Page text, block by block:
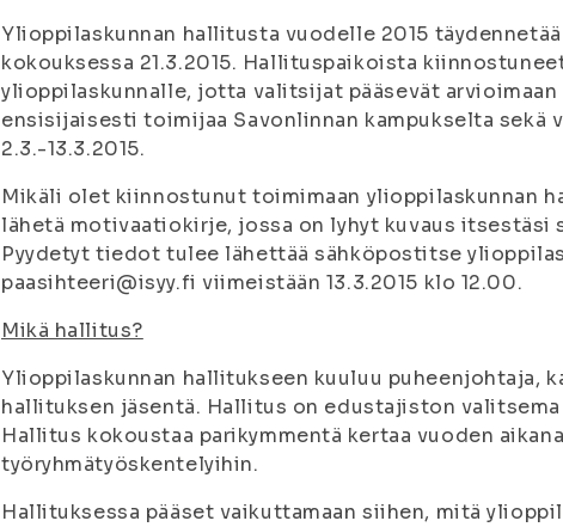
Ylioppilaskunnan hallitusta vuodelle 2015
kokouksessa 21.3.2015. Hallituspaikoista
ylioppilaskunnalle, jotta valitsijat pääsevät
ensisijaisesti toimijaa Savonlinnan kampukselta sekä
2.3.-13.3.2015.
Mikäli olet kiinnostunut toimimaan ylioppilaskunnan
lähetä motivaatiokirje, jossa on lyhyt kuvaus itsestäsi
Pyydetyt tiedot tulee lähettää sähköpostitse
paasihteeri@isyy.fi viimeistään 13.3.2015 klo 12.00.
Mikä hallitus?
Ylioppilaskunnan hallitukseen kuuluu puheenjohtaja,
hallituksen jäsentä. Hallitus on edustajiston
Hallitus kokoustaa parikymmentä kertaa vuoden
työryhmätyöskentelyihin.
Hallituksessa pääset vaikuttamaan siihen, mitä